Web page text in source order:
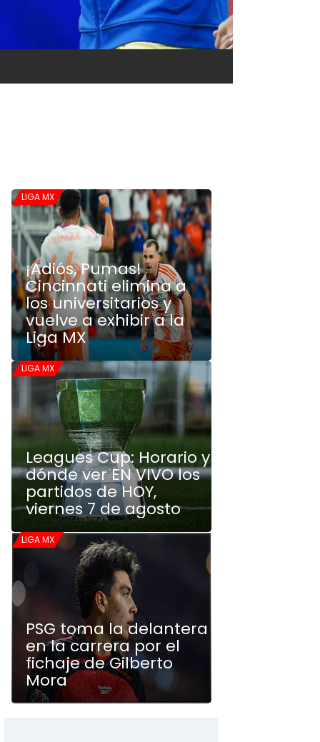
LIGA MX
¡Adiós, Pumas!
Cincinnati elimina a
los universitarios y
vuelve a exhibir a la
Liga MX
LIGA MX
Leagues Cup: Horario y
dónde ver EN VIVO los
partidos de HOY,
viernes 7 de agosto
LIGA MX
PSG toma la delantera
en la carrera por el
fichaje de Gilberto
Mora